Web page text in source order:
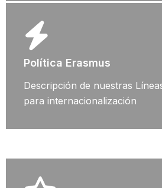
Política Erasmus
Descripción de nuestras
para internacionalización